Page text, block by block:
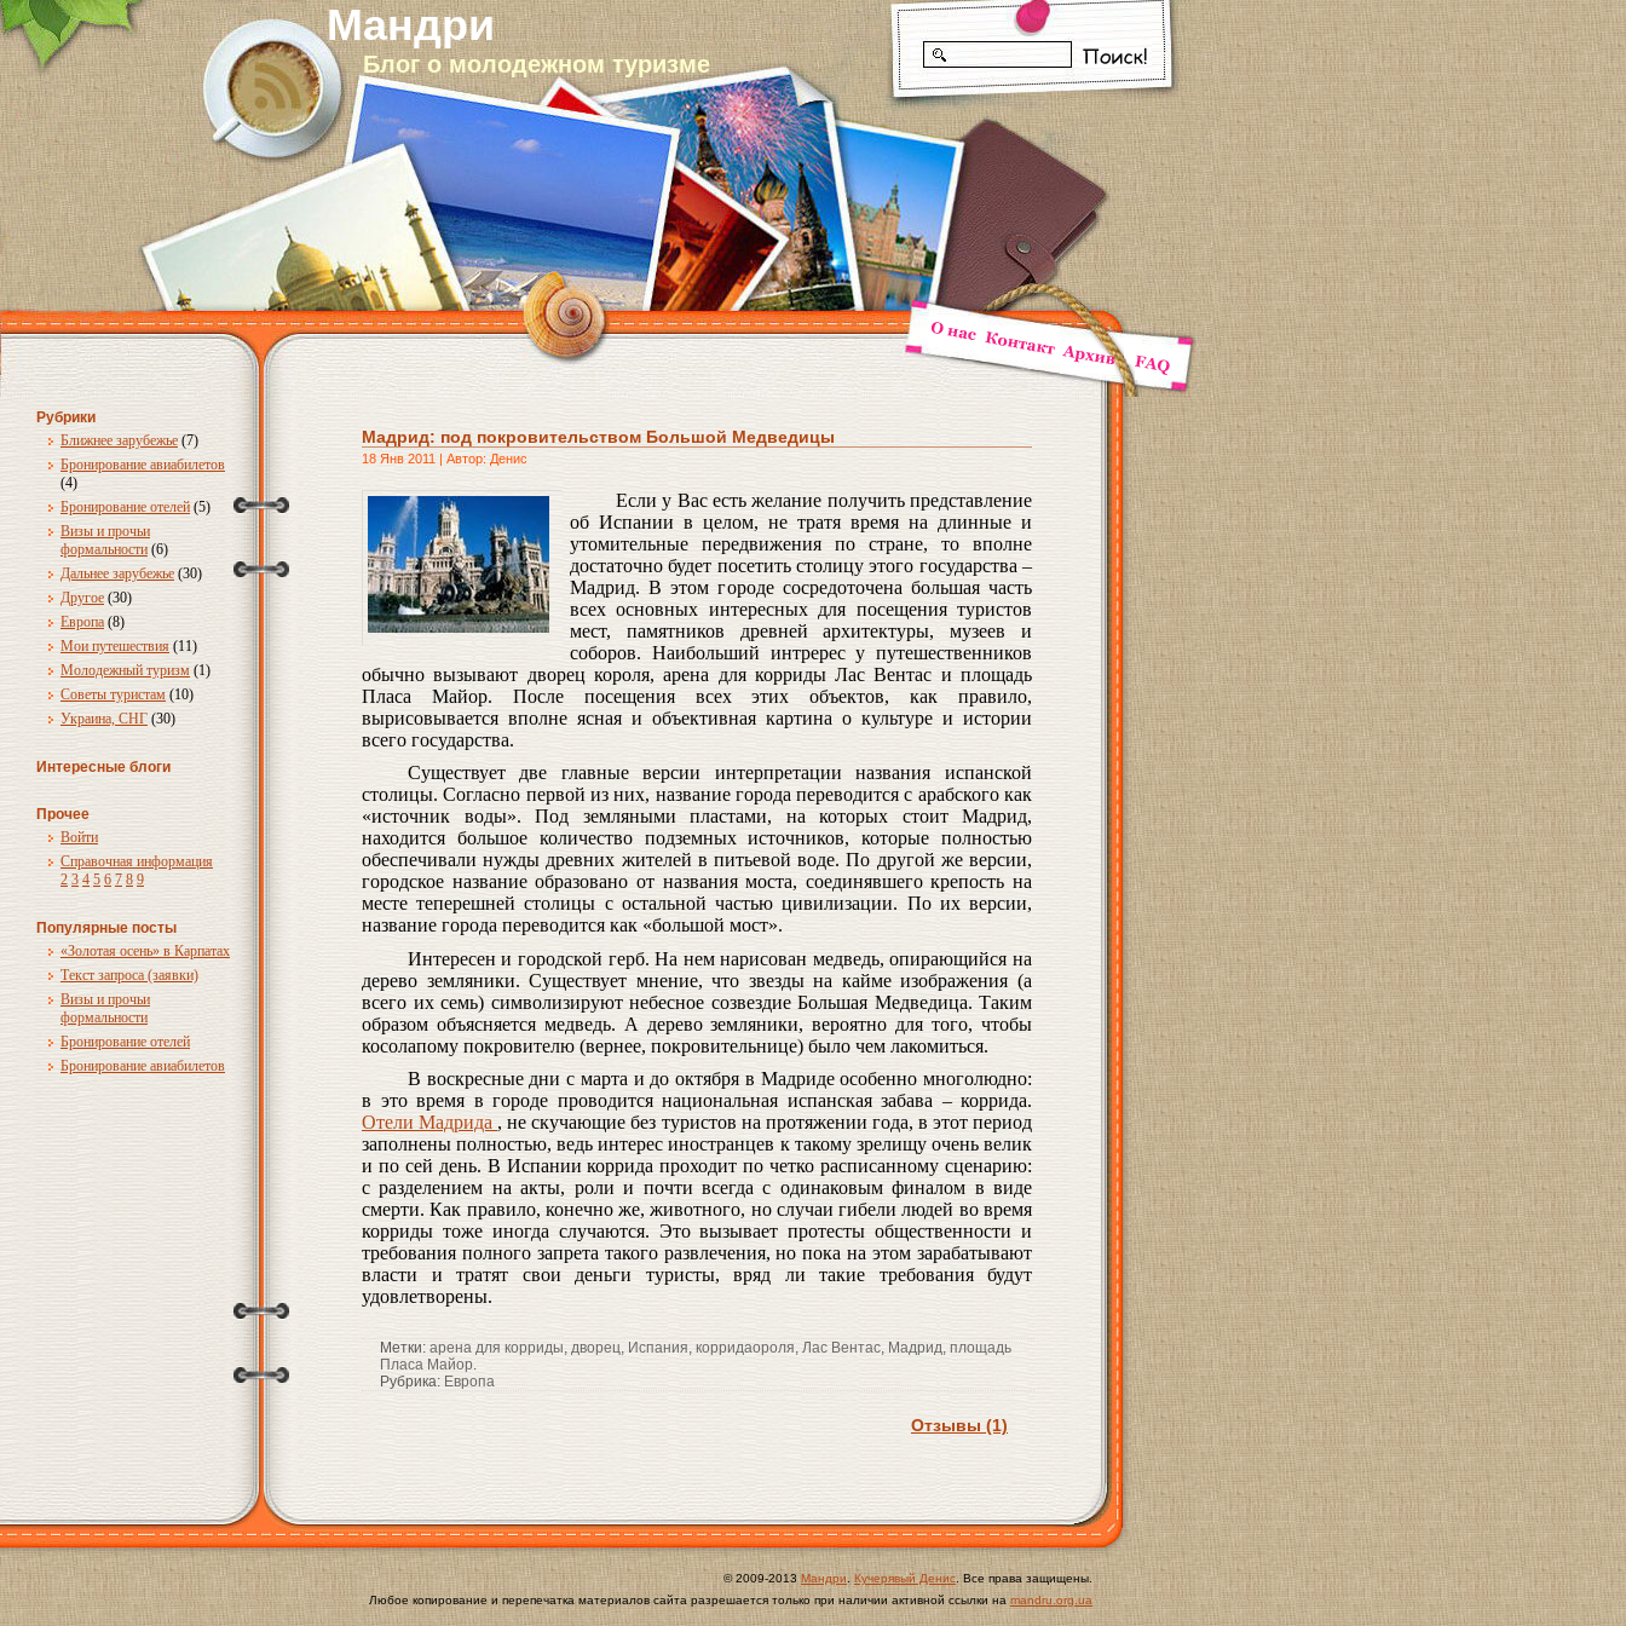
Мандри
Блог о молодежном туризме
Рубрики
Ближнее зарубежье (7)
Бронирование авиабилетов
(4)
Бронирование отелей (5)
Визы и прочьи
формальности (6)
Дальнее зарубежье (30)
Другое (30)
Европа (8)
Мои путешествия (11)
Молодежный туризм (1)
Советы туристам (10)
Украина, СНГ (30)
Интересные блоги
Прочее
Войти
Справочная информация
2 3 4 5 6 7 8 9
Популярные посты
«Золотая осень» в Карпатах
Текст запроса (заявки)
Визы и прочьи
формальности
Бронирование отелей
Бронирование авиабилетов
Мадрид: под покровительством Большой Медведицы
18 Янв 2011 | Автор: Денис
Если у Вас есть желание получить представление
об Испании в целом, не тратя время на длинные и
утомительные передвижения по стране, то вполне
достаточно будет посетить столицу этого государства –
Мадрид. В этом городе сосредоточена большая часть
всех основных интересных для посещения туристов
мест, памятников древней архитектуры, музеев и
соборов. Наибольший интререс у путешественников
обычно вызывают дворец короля, арена для корриды Лас Вентас и площадь
Пласа Майор. После посещения всех этих объектов, как правило,
вырисовывается вполне ясная и объективная картина о культуре и истории
всего государства.
Существует две главные версии интерпретации названия испанской
столицы. Согласно первой из них, название города переводится с арабского как
«источник воды». Под земляными пластами, на которых стоит Мадрид,
находится большое количество подземных источников, которые полностью
обеспечивали нужды древних жителей в питьевой воде. По другой же версии,
городское название образовано от названия моста, соединявшего крепость на
месте теперешней столицы с остальной частью цивилизации. По их версии,
название города переводится как «большой мост».
Интересен и городской герб. На нем нарисован медведь, опирающийся на
дерево земляники. Существует мнение, что звезды на кайме изображения (а
всего их семь) символизируют небесное созвездие Большая Медведица. Таким
образом объясняется медведь. А дерево земляники, вероятно для того, чтобы
косолапому покровителю (вернее, покровительнице) было чем лакомиться.
В воскресные дни с марта и до октября в Мадриде особенно многолюдно:
в это время в городе проводится национальная испанская забава – коррида.
Отели Мадрида , не скучающие без туристов на протяжении года, в этот период
заполнены полностью, ведь интерес иностранцев к такому зрелищу очень велик
и по сей день. В Испании коррида проходит по четко расписанному сценарию:
с разделением на акты, роли и почти всегда с одинаковым финалом в виде
смерти. Как правило, конечно же, животного, но случаи гибели людей во время
корриды тоже иногда случаются. Это вызывает протесты общественности и
требования полного запрета такого развлечения, но пока на этом зарабатывают
власти и тратят свои деньги туристы, вряд ли такие требования будут
удовлетворены.
Метки: арена для корриды, дворец, Испания, корридаороля, Лас Вентас, Мадрид, площадь
Пласа Майор.
Рубрика: Европа
Отзывы (1)
© 2009-2013Мандри. Кучерявый Денис. Все права защищены.
Любое копирование и перепечатка материалов сайта разрешается только при наличии активной ссылки наmandru.org.ua